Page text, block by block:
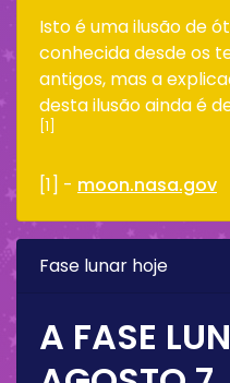
Isto é uma ilusão de
conhecida desde os
antigos, mas a
desta ilusão ainda é
[1]
[1] - moon.nasa.gov
Fase lunar hoje
A FASE